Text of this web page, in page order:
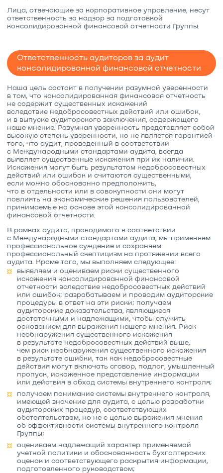
Лица, отвечающие за корпоративное управление, несут
ответственность за надзор за подготовкой
консолидированной финансовой отчетности Группы.
Ответственность аудиторов за аудит
консолидированной финансовой отчетности
Наша цель состоит в получении разумной уверенности
в том, что консолидированная финансовая отчетность
не содержит существенных искажений
вследствие недобросовестных действий или ошибок,
и в выпуске аудиторского заключения, содержащего
наше мнение. Разумная уверенность представляет собой
высокую степень уверенности, но не является гарантией
того, что аудит, проведенный в соответствии
с Международными стандартами аудита, всегда
выявляет существенные искажения при их наличии.
Искажения могут быть результатом недобросовестных
действий или ошибок и считаются существенными,
если можно обоснованно предположить,
что в отдельности или в совокупности они могут
повлиять на экономические решения пользователей,
принимаемые на основе этой консолидированной
финансовой отчетности.
В рамках аудита, проводимого в соответствии
с Международными стандартами аудита, мы применяем
профессиональное суждение и сохраняем
профессиональный скептицизм на протяжении всего
аудита. Кроме того, мы выполняем следующее:
выявляем и оцениваем риски существенного
искажения консолидированной финансовой
отчетности вследствие недобросовестных действий
или ошибок; разрабатываем и проводим аудиторские
процедуры в ответ на эти риски; получаем
аудиторские доказательства, являющиеся
достаточными и надлежащими, чтобы служить
основанием для выражения нашего мнения. Риск
необнаружения существенного искажения
в результате недобросовестных действий выше,
чем риск необнаружения существенного искажения
в результате ошибки, так как недобросовестные
действия могут включать сговор, подлог, умышленный
пропуск, искаженное представление информации
или действия в обход системы внутреннего контроля;
получаем понимание системы внутреннего контроля,
имеющей значение для аудита, с целью разработки
аудиторских процедур, соответствующих
обстоятельствам, но не с целью выражения мнения
об эффективности системы внутреннего контроля
Группы;
оцениваем надлежащий характер применяемой
учетной политики и обоснованность бухгалтерских
оценок и соответствующего раскрытия информации,
подготовленного руководством;